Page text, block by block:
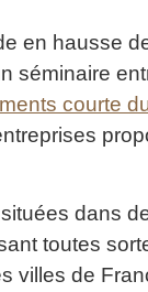
en hausse
séminaire
courte
dans
toutes
villes de